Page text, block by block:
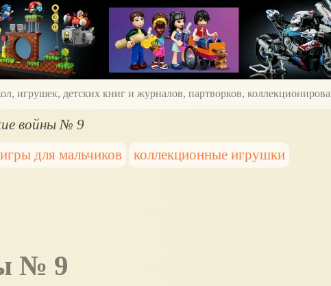
игрушек, детских книг и журналов, партворков,
войны № 9
игры для мальчиков
коллекционные игрушки
№ 9